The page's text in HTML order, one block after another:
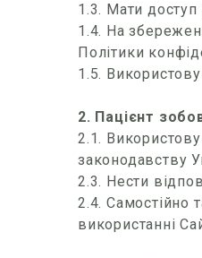
1.3. Мати доступ
1.4. На
Політики
1.5.
2. Пацієнт
2.1.
законодавству
2.3. Нести
2.4. Самостійно
використанні